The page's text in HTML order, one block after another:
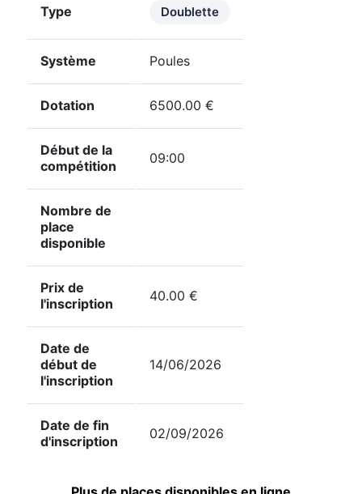
Type Doublette
Système Poules
Dotation 6500.00 €
Début de la
compétition
09:00
Nombre de
place
disponible
Prix de
l'inscription
40.00 €
Date de
début de
l'inscription
14/06/2026
Date de fin
d'inscription
02/09/2026